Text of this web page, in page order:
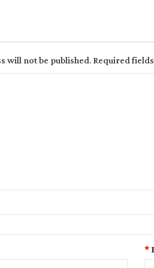
will not be published.Required
*